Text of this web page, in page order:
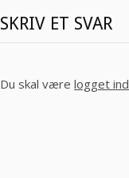
SKRIV ET SVAR
Du skal være logget ind